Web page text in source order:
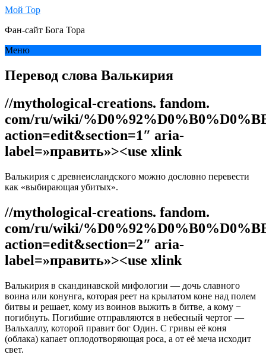
Мой Тор
Фан-сайт Бога Тора
Меню
Перевод слова Валькирия
//mythological-creations. fandom.
com/ru/wiki/
action=edit&section=1″ aria-
label=»править»><use xlink
Валькирия с древнеисландского можно дословно перевести
как «выбирающая убитых».
//mythological-creations. fandom.
com/ru/wiki/
action=edit&section=2″ aria-
label=»править»><use xlink
Валькирия в скандинавской мифологии — дочь славного
воина или конунга, которая реет на крылатом коне над полем
битвы и решает, кому из воинов выжить в битве, а кому −
погибнуть. Погибшие отправляются в небесный чертог —
Вальхаллу, которой правит бог Один. С гривы её коня
(облака) капает оплодотворяющая роса, а от её меча исходит
свет.